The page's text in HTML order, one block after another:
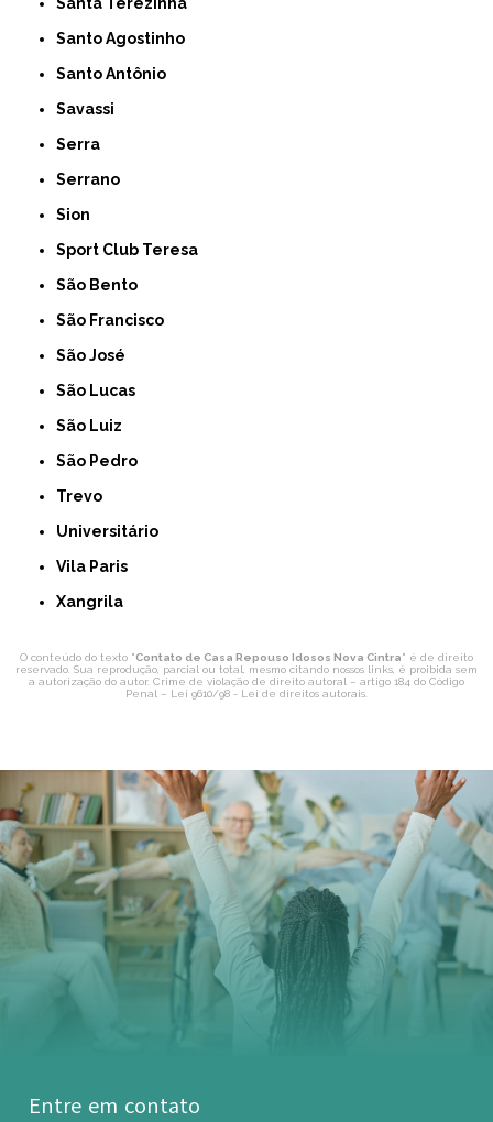
Santo Agostinho
Santo Antônio
Savassi
Serra
Serrano
Sion
Sport Club Teresa
São Bento
São Francisco
São José
São Lucas
São Luiz
São Pedro
Trevo
Universitário
Vila Paris
Xangrila
O conteúdo do texto "Contato de Casa Repouso Idosos Nova Cintra" é de direito
reservado. Sua reprodução, parcial ou total, mesmo citando nossos links, é proibida sem
a autorização do autor. Crime de violação de direito autoral – artigo 184 do Código
Penal – Lei 9610/98 - Lei de direitos autorais
Entre em contato